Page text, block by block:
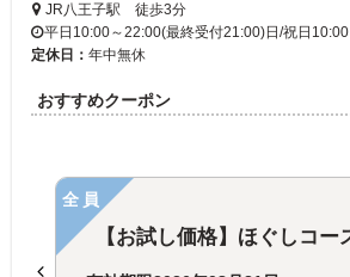
JR八王子駅 徒歩3分
平日10:00～22:00(最終受付21:00)日/祝日
定休日： 年中無休
おすすめクーポン
全員
【お試し価格】ほぐしコー